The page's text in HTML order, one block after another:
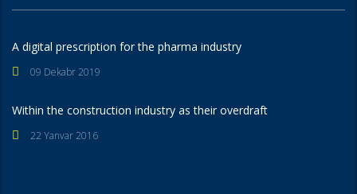
A digital prescription for the pharma industry
09 Dekabr 2019
Within the construction industry as their overdraft
22 Yanvar 2016